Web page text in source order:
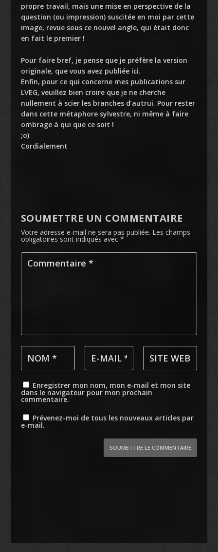
propre travail, mais une mise en perspective de la
question (ou impression) suscitée en moi par cette
image, revue sous ce nouvel angle, qui était donc
en fait le premier !
Pour faire bref, je pense que je préfère la version
originale, que vous avez publiée ici.
Enfin, pour ce qui concerne mes publications sur
LVEG, veuillez bien croire que je ne cherche
nullement à scier les branches d’autrui. Pour rester
dans cette métaphore sylvestre, ni même à faire
ombrage à qui que ce soit !
;o)
Cordialement
SOUMETTRE UN COMMENTAIRE
Votre adresse e-mail ne sera pas publiée. Les champs
obligatoires sont indiqués avec *
Enregistrer mon nom, mon e-mail et mon site
dans le navigateur pour mon prochain
commentaire.
Prévenez-moi de tous les nouveaux articles par
e-mail.
SOUMETTRE LE COMMENTAIRE